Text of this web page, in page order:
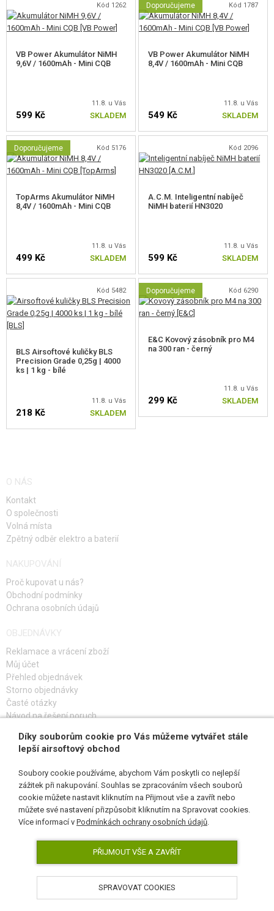
Kód 1262
VB Power Akumulátor NiMH
9,6V / 1600mAh - Mini CQB
11.8. u Vás
599 Kč SKLADEM
Doporučujeme Kód 1787
VB Power Akumulátor NiMH
8,4V / 1600mAh - Mini CQB
11.8. u Vás
549 Kč SKLADEM
Doporučujeme Kód 5176
TopArms Akumulátor NiMH
8,4V / 1600mAh - Mini CQB
11.8. u Vás
499 Kč SKLADEM
Kód 2096
A.C.M. Inteligentní nabíječ
NiMH baterií HN3020
11.8. u Vás
599 Kč SKLADEM
Kód 5482
BLS Airsoftové kuličky BLS
Precision Grade 0,25g | 4000
ks | 1 kg - bílé
11.8. u Vás
218 Kč SKLADEM
Doporučujeme Kód 6290
E&C Kovový zásobník pro M4
na 300 ran - černý
11.8. u Vás
299 Kč SKLADEM
O NÁS
Kontakt
O společnosti
Volná místa
Zpětný odběr elektro a baterií
NAKUPOVÁNÍ
Proč kupovat u nás?
Obchodní podmínky
Ochrana osobních údajů
OBJEDNÁVKY
Reklamace a vrácení zboží
Můj účet
Přehled objednávek
Storno objednávky
Časté otázky
Návod na řešení poruch
PŘIHLAŠ SE K ODBĚRU
SLEDUJ NÁS
AirsoftPro.cz © 2026
Díky souborům cookie pro Vás můžeme vytvářet stále
lepší airsoftový obchod
Soubory cookie používáme, abychom Vám poskytli co nejlepší
zážitek při nakupování. Souhlas se zpracováním všech souborů
cookie můžete nastavit kliknutím na Přijmout vše a zavřít nebo
můžete své nastavení přizpůsobit kliknutím na Spravovat cookies.
Více informací v Podmínkách ochrany osobních údajů.
PŘIJMOUT VŠE A ZAVŘÍT
SPRAVOVAT COOKIES